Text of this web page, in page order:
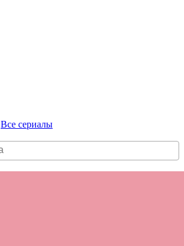
Все сериалы